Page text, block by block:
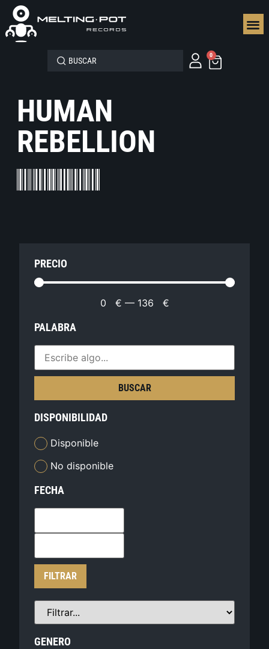
0
HUMAN
REBELLION
PRECIO
0 € — 136 €
PALABRA
BUSCAR
DISPONIBILIDAD
Disponible
No disponible
FECHA
FILTRAR
GENERO